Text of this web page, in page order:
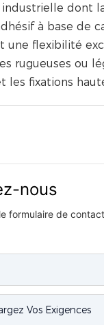
dont
à base de
flexibilité
rugueuses ou
les fixations
nous
de
Vos Exigences